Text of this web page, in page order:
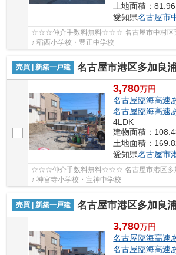
土地面積：81.96
愛知県名古屋市
☆☆☆仲介手数料無料☆☆☆ 名古屋市中村区
♪ 稲西小学校・豊正中学校
売買 | 新築一戸建 名古屋市港区多加良浦3丁目25-2【仲介手数
3,780万円
名古屋臨海高速
名古屋臨海高速
4LDK
建物面積：
土地面積：
愛知県名古屋市
☆☆☆仲介手数料無料☆☆☆ 名古屋市港区多
♪ 神宮寺小学校・宝神中学校
売買 | 新築一戸建 名古屋市港区多加良浦3丁目25-2【仲介手数料
3,780万円
名古屋臨海高速
名古屋臨海高速